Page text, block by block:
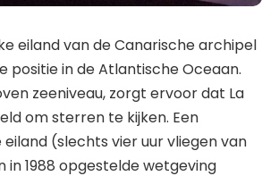
eiland van de Canarische archipel
in de Atlantische Oceaan.
zeeniveau, zorgt ervoor dat La
om sterren te kijken. Een
(slechts vier uur vliegen van
1988 opgestelde wetgeving